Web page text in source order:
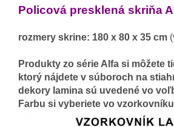
Policová presklená skriňa
rozmery skrine: 180 x 80 x 35 cm
Produkty zo série Alfa si môžete
ktorý nájdete v súboroch na
dekory lamina sú uvedené vo
Farbu si vyberiete vo